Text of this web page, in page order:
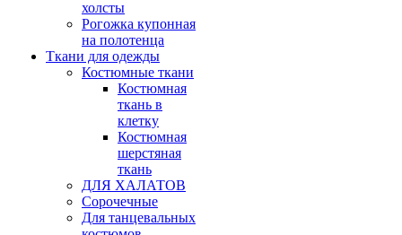
холсты
Рогожка купонная
на полотенца
Ткани для одежды
Костюмные ткани
Костюмная
ткань в
клетку
Костюмная
шерстяная
ткань
ДЛЯ ХАЛАТОВ
Сорочечные
Для танцевальных